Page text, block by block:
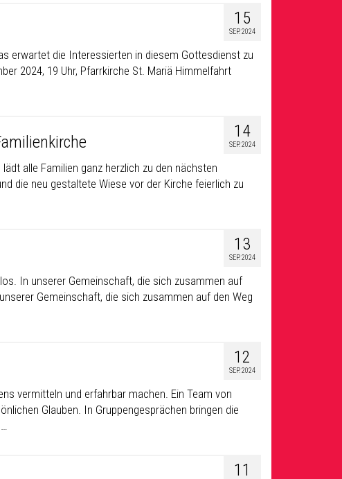
15
SEP. 2024
erwartet die Interessierten in diesem Gottesdienst zu
2024, 19 Uhr, Pfarrkirche St. Mariä Himmelfahrt
14
SEP. 2024
alle Familien ganz herzlich zu den nächsten
die neu gestaltete Wiese vor der Kirche feierlich zu
13
SEP. 2024
In unserer Gemeinschaft, die sich zusammen auf
Gemeinschaft, die sich zusammen auf den Weg
12
SEP. 2024
vermitteln und erfahrbar machen. Ein Team von
Glauben. In Gruppengesprächen bringen die
11